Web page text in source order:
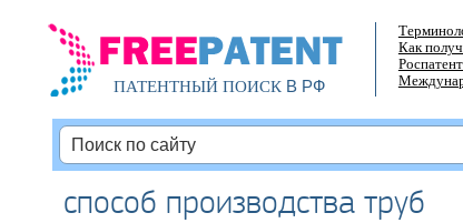
ПАТЕНТНЫЙ ПОИСКВ РФ
Как
способ производства труб